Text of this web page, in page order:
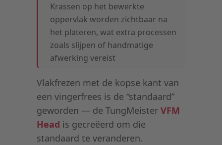
Krassen op het bewerkte
oppervlak worden zichtbaar na
het plateren, wat extra processen
zoals slijpen of handmatige
afwerking vereist
Vlakfrezen met de kopse kant van
een vingerfrees is de “standaard”
geworden — de TungMeister VFM
Head is gecreëerd om die
standaard te veranderen.